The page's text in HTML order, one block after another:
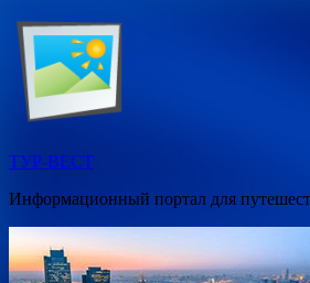
Перейти
содержимому
ТУР-ВЕСТ
Информационный портал для